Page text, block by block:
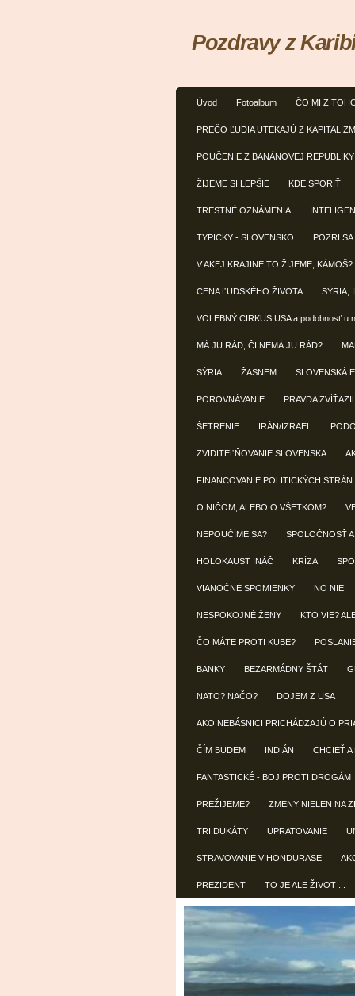
Úvod Fotoalbum ČO MI Z
PREČO ĽUDIA UTEKAJÚ Z
POUČENIE Z BANÁNOVEJ REPUBLIKY
ŽIJEME SI LEPŠIE KDE SPORIŤ
TRESTNÉ OZNÁMENIA
TYPICKY - SLOVENSKO POZRI SA
V AKEJ KRAJINE TO ŽIJEME, KÁMOŠ?
CENA ĽUDSKÉHO ŽIVOTA SÝRIA,
VOLEBNÝ CIRKUS USA a podobnosť u
MÁ JU RÁD, ČI NEMÁ JU RÁD?
SÝRIA ŽASNEM SLOVENSKÁ
POROVNÁVANIE PRAVDA
ŠETRENIE IRÁN/IZRAEL
ZVIDITEĽŇOVANIE SLOVENSKA
FINANCOVANIE POLITICKÝCH STRÁN
O NIČOM, ALEBO O VŠETKOM?
NEPOUČÍME SA? SPOLOČNOSŤ
HOLOKAUST INÁČ KRÍZA
VIANOČNÉ SPOMIENKY NO NIE!
NESPOKOJNÉ ŽENY KTO VIE?
ČO MÁTE PROTI KUBE?
BANKY BEZARMÁDNY ŠTÁT
NATO? NAČO? DOJEM Z USA
AKO NEBÁSNICI PRICHÁDZAJÚ O
ČÍM BUDEM INDIÁN CHCIEŤ A
FANTASTICKÉ - BOJ PROTI DROGÁM
PREŽIJEME? ZMENY NIELEN NA
TRI DUKÁTY UPRATOVANIE
STRAVOVANIE V HONDURASE
PREZIDENT TO JE ALE ŽIVOT ...
Pozdravy z